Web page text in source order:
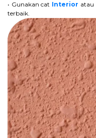
• Gunakan cat Interior atau
terbaik.